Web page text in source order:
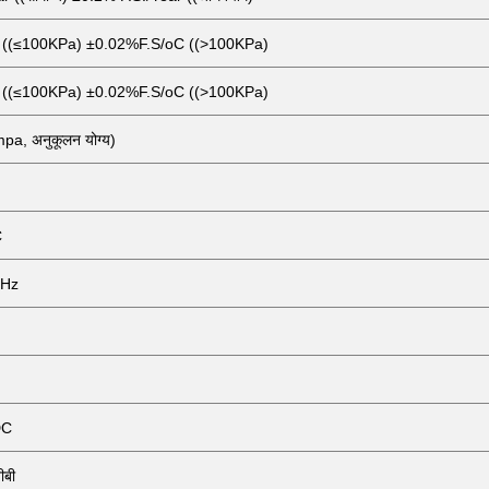
±0.02%F.S/oC ((>100KPa)
±0.02%F.S/oC ((>100KPa)
अनुकूलन योग्य)